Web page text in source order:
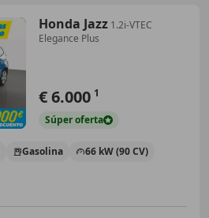
Honda Jazz 1.2i-VTEC
Elegance Plus
€ 6.000 1
Súperoferta
Gasolina 66 kW (90 CV)